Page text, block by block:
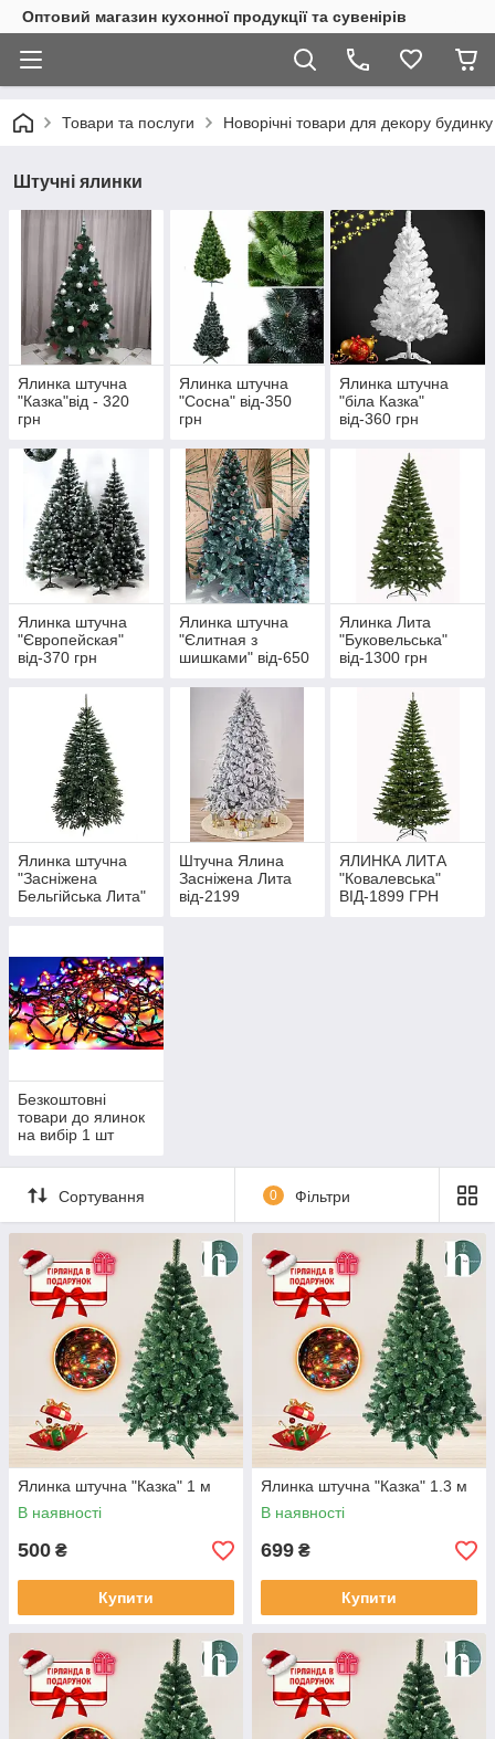
Оптовий магазин кухонної продукції та сувенірів
Товари та послуги Новорічні товари для декору будинку
Штучні ялинки
Ялинка штучна
"Казка"від - 320
грн
Ялинка штучна
"Сосна" від-350
грн
Ялинка штучна
"біла Казка"
від-360 грн
Ялинка штучна
"Європейская"
від-370 грн
Ялинка штучна
"Єлитная з
шишками" від-650
Ялинка Лита
"Буковельська"
від-1300 грн
Ялинка штучна
"Засніжена
Бельгійська Лита"
Штучна Ялина
Засніжена Лита
від-2199
ЯЛИНКА ЛИТА
"Ковалевська"
ВІД-1899 ГРН
Безкоштовні
товари до ялинок
на вибір 1 шт
Сортування 0 Фільтри
Ялинка штучна "Казка" 1 м
В наявності
500 ₴
Купити
Ялинка штучна "Казка" 1.3 м
В наявності
699 ₴
Купити